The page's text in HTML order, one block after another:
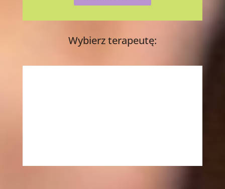
Wybierz terapeutę: